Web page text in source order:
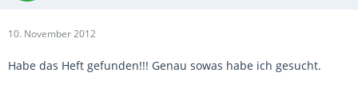
10. November 2012
Habe das Heft gefunden!!! Genau sowas habe ich gesucht.